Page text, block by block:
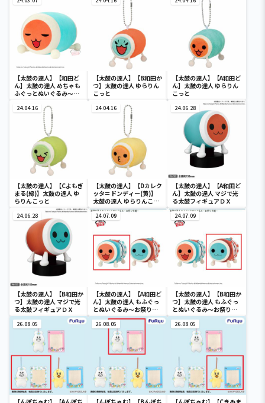
【太鼓の達人】【和田ど
ん】太鼓の達人 めちゃも
ふぐっとぬいぐるみ～ま
【太鼓の達人】【B和田か
つ】太鼓の達人 ゆらりん
こっと
【太鼓の達人】【A和田ど
ん】太鼓の達人 ゆらりん
こっと
24.04.16
【太鼓の達人】【Cよもぎ
まる(緑)】太鼓の達人 ゆ
らりんこっと
24.04.16
【太鼓の達人】【Dカレク
ッタ＝ドンディー(黄)】
太鼓の達人 ゆらりんこっ
と
24.06.28
【太鼓の達人】【A和田ど
ん】太鼓の達人 マジで光
る太鼓フィギュアＤＸ
24.06.28
【太鼓の達人】【B和田か
つ】太鼓の達人 マジで光
る太鼓フィギュアＤＸ
24.07.09
【太鼓の達人】【A和田ど
ん】太鼓の達人 もふぐっ
とぬいぐるみ～お祭り半
纏～
24.07.09
【太鼓の達人】【B和田か
つ】太鼓の達人 もふぐっ
とぬいぐるみ～お祭り半
纏～
26.08.05 26.08.05 26.08.05